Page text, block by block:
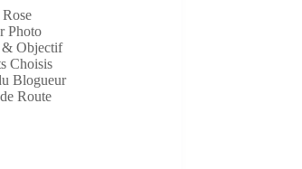
Photo
& Objectif
Choisis
Blogueur
Route